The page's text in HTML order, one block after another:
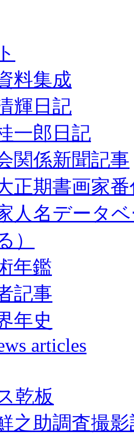
料集成
輝日記
一郎日記
関係新聞記事
正期書画家
人名データ
）
年鑑
記事
年史
articles
乾板
之助調査撮